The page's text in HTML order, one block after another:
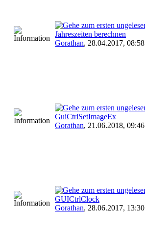
Jahreszeiten berechnen
Gorathan, 28.04.2017, 08:58
GuiCtrlSetImageEx
Gorathan, 21.06.2018, 09:46
GUICtrlClock
Gorathan, 28.06.2017, 13:30